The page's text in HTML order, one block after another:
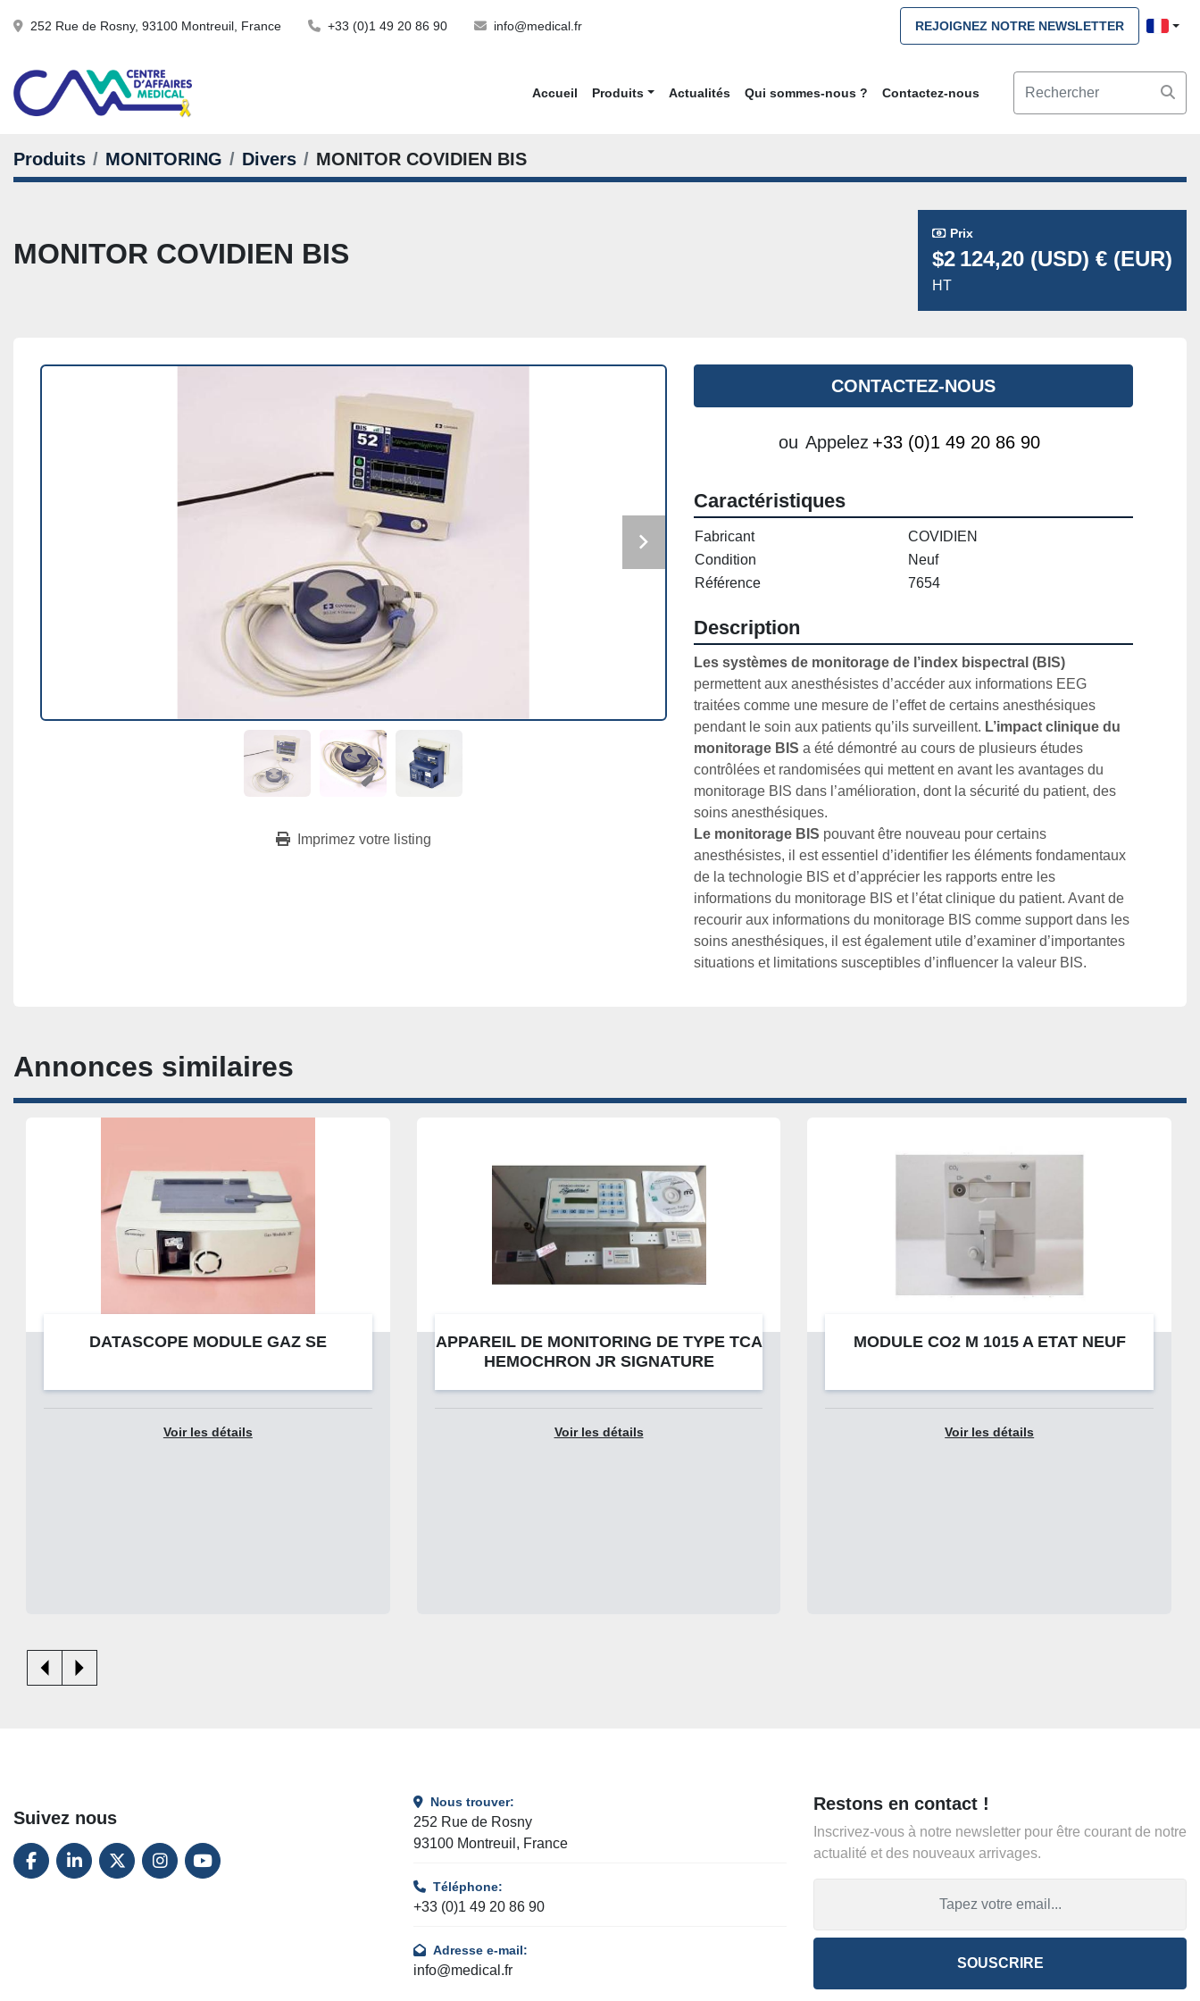
252 Rue de Rosny, 93100 Montreuil, France +33 (0)1 49 20 86 90 info@medical.fr REJOIGNEZ NOTRE NEWSLETTER
Accueil Produits Actualités Qui sommes-nous ? Contactez-nous
Produits MONITORING Divers MONITOR COVIDIEN BIS
MONITOR COVIDIEN BIS
Prix
$2 124,20 (USD) € (EUR)
HT
CONTACTEZ-NOUS
ou Appelez +33 (0)1 49 20 86 90
Imprimez votre listing
Caractéristiques
Fabricant
COVIDIEN
Condition
Neuf
Référence
7654
Description
Les systèmes de monitorage de l’index bispectral (BIS)
permettent aux anesthésistes d’accéder aux informations EEG
traitées comme une mesure de l’effet de certains anesthésiques
pendant le soin aux patients qu’ils surveillent. L’impact clinique du
monitorage BIS a été démontré au cours de plusieurs études
contrôlées et randomisées qui mettent en avant les avantages du
monitorage BIS dans l’amélioration, dont la sécurité du patient, des
Le monitorage BIS pouvant être nouveau pour certains
anesthésistes, il est essentiel d’identifier les éléments fondamentaux
de la technologie BIS et d’apprécier les rapports entre les
informations du monitorage BIS et l’état clinique du patient. Avant de
recourir aux informations du monitorage BIS comme support dans les
soins anesthésiques, il est également utile d’examiner d’importantes
situations et limitations susceptibles d’influencer la valeur BIS.
Annonces similaires
DATASCOPE MODULE GAZ SE
Voir les détails
APPAREIL DE MONITORING DE TYPE TCA
HEMOCHRON JR SIGNATURE
Voir les détails
MODULE CO2 M 1015 A ETAT NEUF
Voir les détails
Suivez nous
FACEBOOK
LINKEDINTWITTERINSTAGRAM
YOUTUBE
Nous trouver:
252 Rue de Rosny
93100 Montreuil, France
Téléphone:
+33 (0)1 49 20 86 90
Adresse e-mail:
info@medical.fr
Restons en contact !
Inscrivez-vous à notre newsletter pour être courant de notre
actualité et des nouveaux arrivages.
SOUSCRIRE